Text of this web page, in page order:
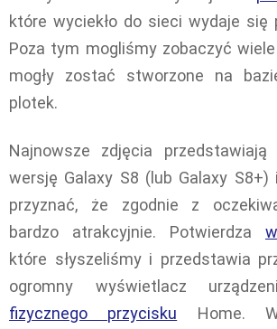
które wyciekło do sieci wydaje się
Poza tym mogliśmy zobaczyć
mogły zostać stworzone na
plotek.
Najnowsze zdjęcia przedstawiają
wersję Galaxy S8 (lub Galaxy
przyznać, że zgodnie z
bardzo atrakcyjnie. Potwierdza
które słyszeliśmy i przedstawia
ogromny wyświetlacz
fizycznego przycisku Home.